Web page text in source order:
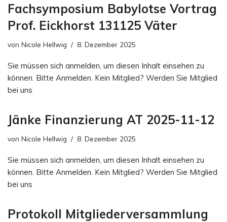
Fachsymposium Babylotse Vortrag
Prof. Eickhorst 131125 Väter
von Nicole Hellwig 8. Dezember 2025
Sie müssen sich anmelden, um diesen Inhalt einsehen zu
können. Bitte Anmelden. Kein Mitglied? Werden Sie Mitglied
bei uns
Jänke Finanzierung AT 2025-11-12
von Nicole Hellwig 8. Dezember 2025
Sie müssen sich anmelden, um diesen Inhalt einsehen zu
können. Bitte Anmelden. Kein Mitglied? Werden Sie Mitglied
bei uns
Protokoll Mitgliederversammlung